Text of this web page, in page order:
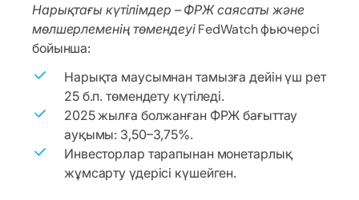
Нарықтағы күтілімдер – ФРЖ саясаты және
мөлшерлеменің төмендеуіFedWatch фьючерсі
бойынша:
Нарықта маусымнан тамызға дейін үш рет
25 б.п. төмендету күтіледі.
2025 жылға болжанған ФРЖ бағыттау
ауқымы: 3,50–3,75%.
Инвесторлар тарапынан монетарлық
жұмсарту үдерісі күшейген.